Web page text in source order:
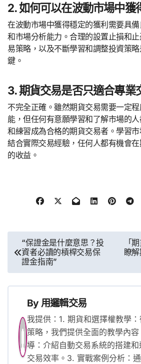
2. 如何可以在波動市場中獲
在波動市場中獲得穩定的獲利需要具
和市場分析能力。合理的設置止損和
易策略，以及不斷學習和調整投資策
鍵。
3. 期貨交易是否只適合專業
不完全正確。雖然期貨交易需要一定
能，但任何有意願學習和了解市場的
和練習成為合格的期貨交易者。學習市
結合實際交易經驗，任何人都有機會
的收益。
章
導
覽
“保證金是什麼意思？投
資者必讀的槓桿交易保
證金指南”
「
瞭
By 用邏輯交易
我提供：1. 期貨和選擇權教學
策略，我們提供全面的教學內
導：介紹自動交易系統的搭建
交易效率。3. 實戰案例分析：